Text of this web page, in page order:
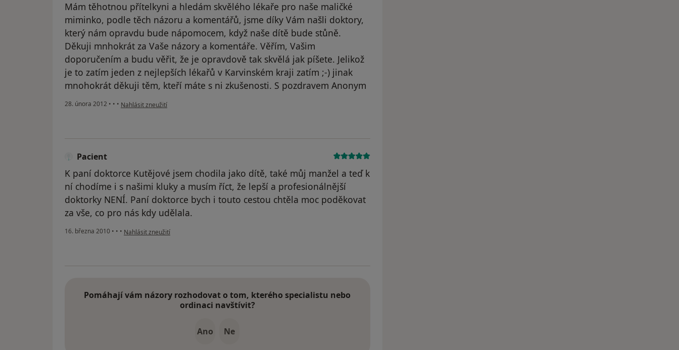
Mám těhotnou přítelkyni a hledám skvělého lékaře pro naše maličké
miminko, podle těch názoru a komentářů, jsme díky Vám našli doktory,
který nám opravdu bude nápomocem, když naše dítě bude stůně.
Děkuji mnhokrát za Vaše názory a komentáře. Věřím, Vašim
doporučením a budu věřit, že je opravdově tak skvělá jak píšete. Jelikož
je to zatím jeden z nejlepších lékařů v Karvinském kraji zatím ;-) jinak
mnohokrát děkuji těm, kteří máte s ni zkušenosti. S pozdravem Anonym
28. února 2012 • • • podle názoru uživatele Váš účet byl odstraněn
Nahlásit zneužití
Pacient
K paní doktorce Kutějové jsem chodila jako dítě, také můj manžel a teď k
ní chodíme i s našimi kluky a musím říct, že lepší a profesionálnější
doktorky NENÍ. Paní doktorce bych i touto cestou chtěla moc poděkovat
za vše, co pro nás kdy udělala.
16. března 2010 • • • podle názoru uživatele Pacient
Nahlásit zneužití
Pomáhají vám názory rozhodovat o tom, kterého specialistu nebo
ordinaci navštívit?
Ano Ne